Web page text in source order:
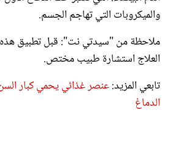
والميكروبات التي تهاجم الجسم.
ملاحظة من "سيدتي نت": قبل تطبيق هذه
العلاج استشارة طبيب مختص.
تابعي المزيد:عنصر غذائي يحمي كبار
الدماغ